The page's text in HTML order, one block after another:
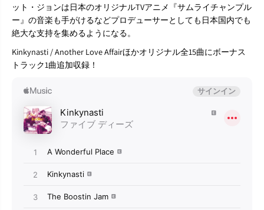
ット・ジョンは日本のオリジナルTVアニメ『サムライチャンプル
ー』の音楽も手がけるなどプロデューサーとしても日本国内でも
絶大な支持を集めるようになる。
Kinkynasti / Another Love Affairほかオリジナル全15曲にボーナス
トラック1曲追加収録！